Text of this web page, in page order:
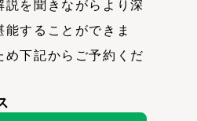
説を聞きながらより深
能することができま
め下記からご予約くだ